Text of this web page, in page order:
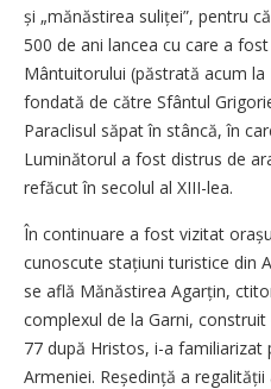
și „mănăstirea suliței”, pentru
500 de ani lancea cu care a
Mântuitorului (păstrată acum
fondată de către Sfântul
Paraclisul săpat în stâncă, în
Luminătorul a fost distrus de
refăcut în secolul al XIII-lea.
În continuare a fost vizitat
cunoscute stațiuni turistice din
se află Mănăstirea Agarțin,
complexul de la Garni,
77 după Hristos, i-a
Armeniei. Reședință a